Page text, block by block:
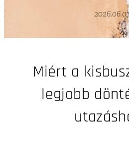
2026.06.01
Miért a
legjobb